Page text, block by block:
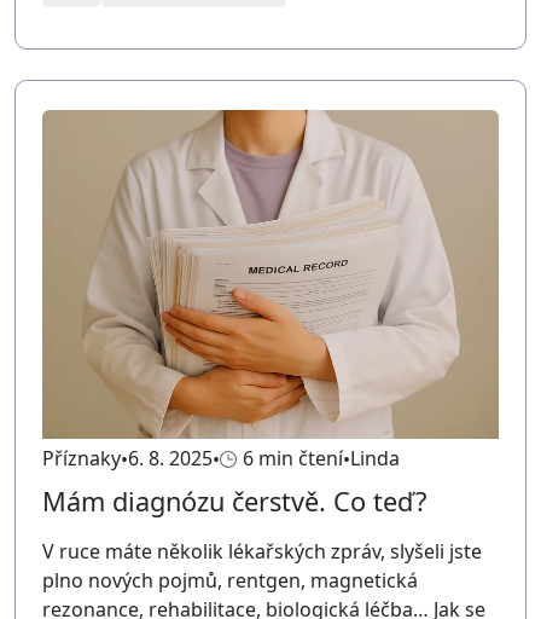
Příznaky 6. 8. 2025 6 min čtení Linda
Mám diagnózu čerstvě. Co teď?
V ruce máte několik lékařských zpráv, slyšeli jste
plno nových pojmů, rentgen, magnetická
rezonance, rehabilitace, biologická léčba… Jak se